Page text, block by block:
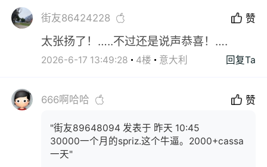
街友86424228 赞
太张扬了！…..不过还是说声恭喜！….
2026-6-17 13:49:28 4楼 意大利 回复Ta
666啊哈哈 赞
"街友89648094 发表于 昨天 10:45
30000一个月的spriz.这个牛逼。2000+cassa
一天"